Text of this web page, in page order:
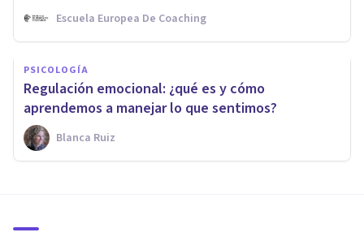
Escuela Europea De Coaching
PSICOLOGÍA
Regulación emocional: ¿qué es y cómo
aprendemos a manejar lo que sentimos?
Blanca Ruiz